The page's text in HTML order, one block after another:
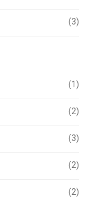
(3)
(1)
(2)
(3)
(2)
(2)